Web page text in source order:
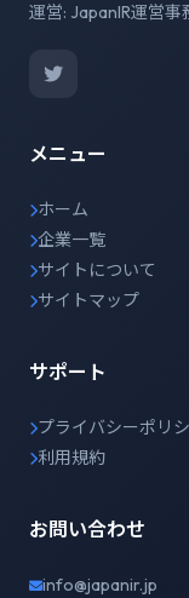
運営: JapanIR運営事
メニュー
ホーム
企業一覧
サイトについて
サイトマップ
サポート
プライバシーポリ
利用規約
お問い合わせ
info@japanir.jp